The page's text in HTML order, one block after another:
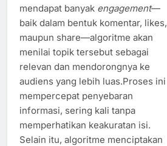
mendapat banyak engagement—
baik dalam bentuk komentar, likes,
maupun share—algoritme akan
menilai topik tersebut sebagai
relevan dan mendorongnya ke
audiens yang lebih luas.Proses ini
mempercepat penyebaran
informasi, sering kali tanpa
memperhatikan keakuratan isi.
Selain itu, algoritme menciptakan